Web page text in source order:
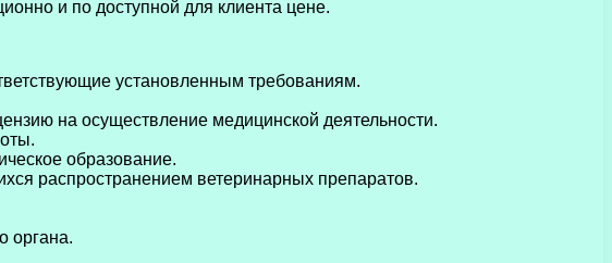
и по доступной для клиента цене.
установленным требованиям.
на осуществление медицинской деятельности.
образование.
распространением ветеринарных препаратов.
органа.